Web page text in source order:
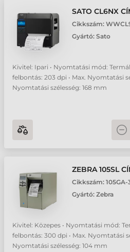
SATO CL6NX
Cikkszám:
Gyártó: Sato
Kivitel: Ipari • Nyomtatási mód:
felbontás: 203 dpi • Max. Nyomtatási
Nyomtatási szélesség: 168 mm
ZEBRA 105SL
Cikkszám:
Gyártó: Zebra
Kivitel: Közepes • Nyomtatási mód:
felbontás: 300 dpi • Max. Nyomtatási
Nyomtatási szélesség: 104 mm